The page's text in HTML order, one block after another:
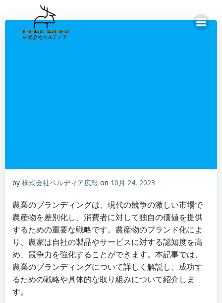
ン
by 株式会社ベルディア広報 on 10月 24, 2023
農業のブランディングは、現代の競争の激しい市場で
農産物を差別化し、消費者に対して独自の価値を提供
するための重要な戦略です。農産物のブランド化によ
り、農家は自社の製品やサービスに対する認知度を高
め、競争力を強化することができます。本記事では、
農業のブランディングについて詳しく解説し、成功す
るための戦略や具体的な取り組みについて紹介しま
す。